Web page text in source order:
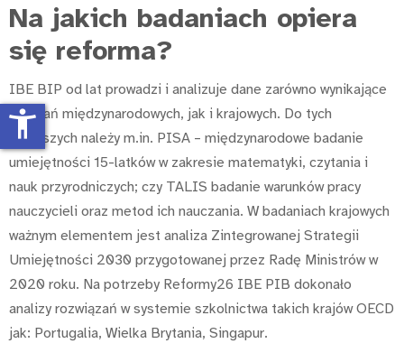
Na jakich badaniach opiera
się reforma?
IBE BIP od lat prowadzi i analizuje dane zarówno wynikające
z badań międzynarodowych, jak i krajowych. Do tych
pierwszych należy m.in. PISA – międzynarodowe badanie
umiejętności 15-latków w zakresie matematyki, czytania i
nauk przyrodniczych; czy TALIS badanie warunków pracy
nauczycieli oraz metod ich nauczania. W badaniach krajowych
ważnym elementem jest analiza Zintegrowanej Strategii
Umiejętności 2030 przygotowanej przez Radę Ministrów w
2020 roku. Na potrzeby Reformy26 IBE PIB dokonało
analizy rozwiązań w systemie szkolnictwa takich krajów OECD
jak: Portugalia, Wielka Brytania, Singapur.
accessibility_new